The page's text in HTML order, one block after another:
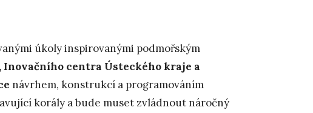
úkoly inspirovanými podmořským
Inovačního centra Ústeckého kraje a
návrhem, konstrukcí a programováním
korály a bude muset zvládnout náročný